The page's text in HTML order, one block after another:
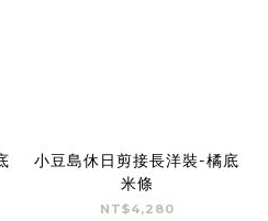
小豆島休日剪接長洋裝-橘底
米條
NT$4,280